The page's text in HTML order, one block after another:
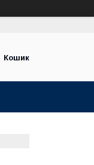
Кошик